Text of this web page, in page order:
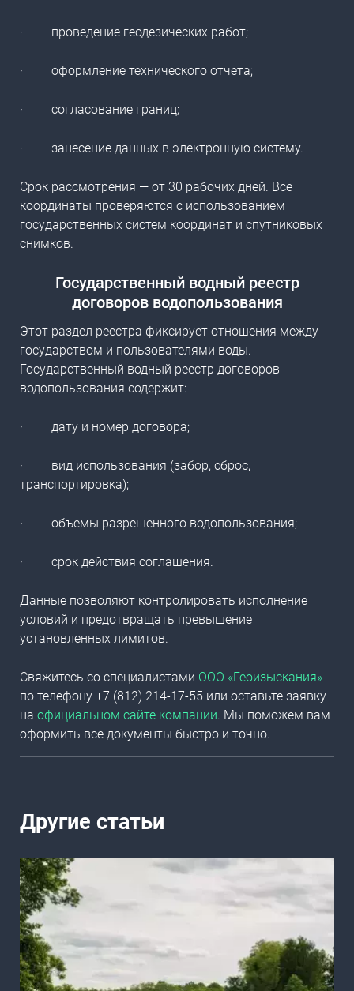
· проведение геодезических работ;
· оформление технического отчета;
· согласование границ;
· занесение данных в электронную систему.
Срок рассмотрения — от 30 рабочих дней. Все
координаты проверяются с использованием
государственных систем координат и спутниковых
снимков.
Государственный водный реестр
договоров водопользования
Этот раздел реестра фиксирует отношения между
государством и пользователями воды.
Государственный водный реестр договоров
водопользования содержит:
· дату и номер договора;
·
вид использования (забор, сброс,
транспортировка);
· объемы разрешенного водопользования;
· срок действия соглашения.
Данные позволяют контролировать исполнение
условий и предотвращать превышение
установленных лимитов.
Свяжитесь со специалистами ООО «Геоизыскания»
по телефону +7 (812) 214-17-55 или оставьте заявку
на официальном сайте компании. Мы поможем вам
оформить все документы быстро и точно.
Другие статьи